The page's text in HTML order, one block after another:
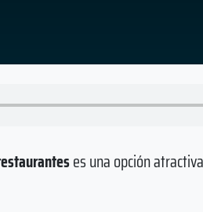
es una opción